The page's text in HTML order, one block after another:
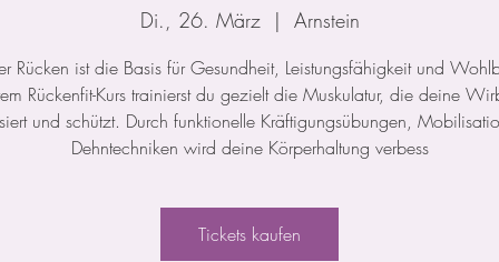
Di., 26. März
  |
Arnstein
Rücken ist die Basis für Gesundheit, Leistungsfähigkeit und
Rückenfit-Kurs trainierst du gezielt die Muskulatur, die deine
und schützt. Durch funktionelle Kräftigungsübungen,
Dehntechniken wird deine Körperhaltung verbess
Tickets kaufen